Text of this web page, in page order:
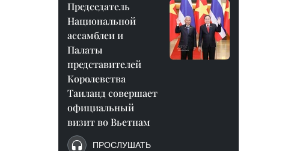
Председатель
Национальной
ассамблеи и
Палаты
представителей
Королевства
Таиланд совершает
официальный
визит во Вьетнам
ПРОСЛУШАТЬ